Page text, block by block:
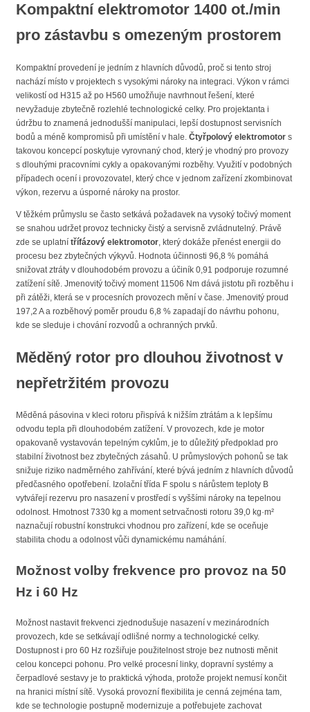
Kompaktní elektromotor 1400 ot./min
pro zástavbu s omezeným prostorem
Kompaktní provedení je jedním z hlavních důvodů, proč si tento stroj
nachází místo v projektech s vysokými nároky na integraci. Výkon v rámci
velikostí od H315 až po H560 umožňuje navrhnout řešení, které
nevyžaduje zbytečně rozlehlé technologické celky. Pro projektanta i
údržbu to znamená jednodušší manipulaci, lepší dostupnost servisních
bodů a méně kompromisů při umístění v hale. Čtyřpolový elektromotor s
takovou koncepcí poskytuje vyrovnaný chod, který je vhodný pro provozy
s dlouhými pracovními cykly a opakovanými rozběhy. Využití v podobných
případech ocení i provozovatel, který chce v jednom zařízení zkombinovat
výkon, rezervu a úsporné nároky na prostor.
V těžkém průmyslu se často setkává požadavek na vysoký točivý moment
se snahou udržet provoz technicky čistý a servisně zvládnutelný. Právě
zde se uplatní třífázový elektromotor , který dokáže přenést energii do
procesu bez zbytečných výkyvů. Hodnota účinnosti 96,8 % pomáhá
snižovat ztráty v dlouhodobém provozu a účiník 0,91 podporuje rozumné
zatížení sítě. Jmenovitý točivý moment 11506 Nm dává jistotu při rozběhu i
při zátěži, která se v procesních provozech mění v čase. Jmenovitý proud
197,2 A a rozběhový poměr proudu 6,8 % zapadají do návrhu pohonu,
kde se sleduje i chování rozvodů a ochranných prvků.
Měděný rotor pro dlouhou životnost v
nepřetržitém provozu
Měděná pásovina v kleci rotoru přispívá k nižším ztrátám a k lepšímu
odvodu tepla při dlouhodobém zatížení. V provozech, kde je motor
opakovaně vystavován tepelným cyklům, je to důležitý předpoklad pro
stabilní životnost bez zbytečných zásahů. U průmyslových pohonů se tak
snižuje riziko nadměrného zahřívání, které bývá jedním z hlavních důvodů
předčasného opotřebení. Izolační třída F spolu s nárůstem teploty B
vytvářejí rezervu pro nasazení v prostředí s vyššími nároky na tepelnou
odolnost. Hmotnost 7330 kg a moment setrvačnosti rotoru 39,0 kg·m²
naznačují robustní konstrukci vhodnou pro zařízení, kde se oceňuje
stabilita chodu a odolnost vůči dynamickému namáhání.
Možnost volby frekvence pro provoz na 50
Hz i 60 Hz
Možnost nastavit frekvenci zjednodušuje nasazení v mezinárodních
provozech, kde se setkávají odlišné normy a technologické celky.
Dostupnost i pro 60 Hz rozšiřuje použitelnost stroje bez nutnosti měnit
celou koncepci pohonu. Pro velké procesní linky, dopravní systémy a
čerpadlové sestavy je to praktická výhoda, protože projekt nemusí končit
na hranici místní sítě. Vysoká provozní flexibilita je cenná zejména tam,
kde se technologie postupně modernizuje a potřebujete zachovat